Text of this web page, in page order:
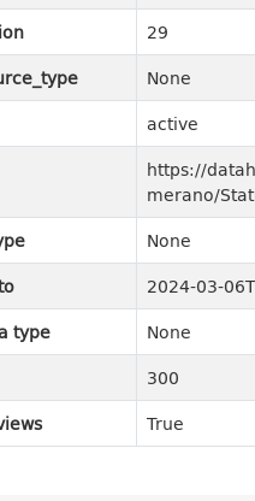
29
None
active
https://
merano/
None
2024-03-
type
None
300
True